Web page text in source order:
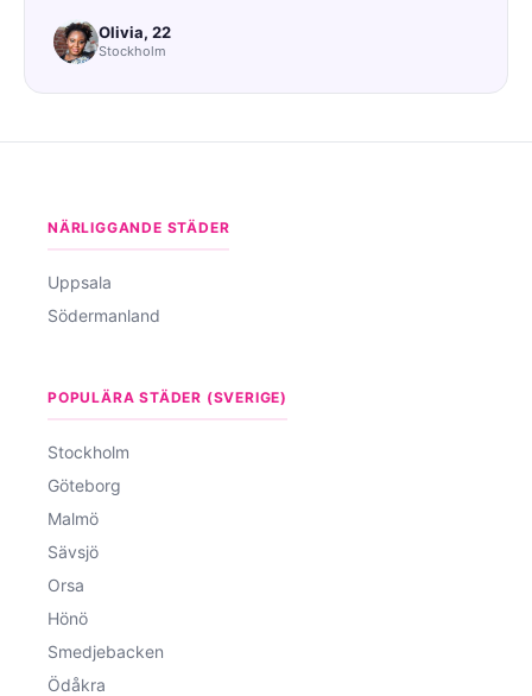
Olivia, 22
Stockholm
NÄRLIGGANDE STÄDER
Uppsala
Södermanland
POPULÄRA STÄDER (SVERIGE)
Stockholm
Göteborg
Malmö
Sävsjö
Orsa
Hönö
Smedjebacken
Ödåkra